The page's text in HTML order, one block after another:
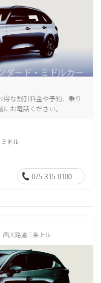
な割引料金や予約、乗り
お電話ください。
ドル
075-315-0100
大路通三条上ル